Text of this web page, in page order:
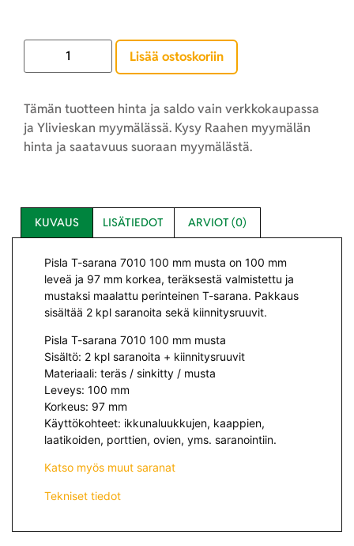
Lisää ostoskoriin
Tämän tuotteen hinta ja saldo vain verkkokaupassa
ja Ylivieskan myymälässä. Kysy Raahen myymälän
hinta ja saatavuus suoraan myymälästä.
KUVAUS LISÄTIEDOT ARVIOT (0)
Pisla T-sarana 7010 100 mm musta on 100 mm
leveä ja 97 mm korkea, teräksestä valmistettu ja
mustaksi maalattu perinteinen T-sarana. Pakkaus
sisältää 2 kpl saranoita sekä kiinnitysruuvit.
Pisla T-sarana 7010 100 mm musta
Sisältö: 2 kpl saranoita + kiinnitysruuvit
Materiaali: teräs / sinkitty / musta
Leveys: 100 mm
Korkeus: 97 mm
Käyttökohteet: ikkunaluukkujen, kaappien,
laatikoiden, porttien, ovien, yms. saranointiin.
Katso myös muut saranat
Tekniset tiedot